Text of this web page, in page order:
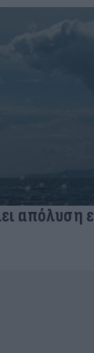
απόλυση